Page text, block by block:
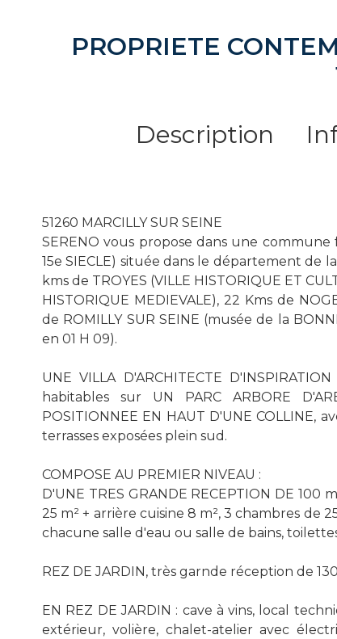
PROPRIETE
Description
51260 MARCILLY SUR SEINE
SERENO vous propose dans une commune
15e SIECLE) située dans le département de
kms de TROYES (VILLE HISTORIQUE ET
HISTORIQUE MEDIEVALE), 22 Kms de
de ROMILLY SUR SEINE (musée de la
en 01 H 09).
UNE VILLA D'ARCHITECTE
habitables sur UN PARC ARBORE
POSITIONNEE EN HAUT D'UNE COLLINE,
terrasses exposées plein sud.
COMPOSE AU PREMIER NIVEAU :
D'UNE TRES GRANDE RECEPTION DE
25 m² + arrière cuisine 8 m², 3 chambres de
chacune salle d'eau ou salle de bains,
REZ DE JARDIN, très garnde réception de
EN REZ DE JARDIN : cave à vins, local
extérieur, volière, chalet-atelier avec